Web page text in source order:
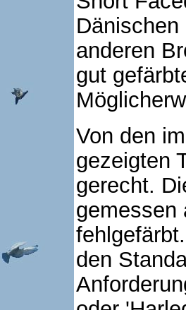
anderen
gut
Von den
gezeigten
gerecht.
gemessen
den